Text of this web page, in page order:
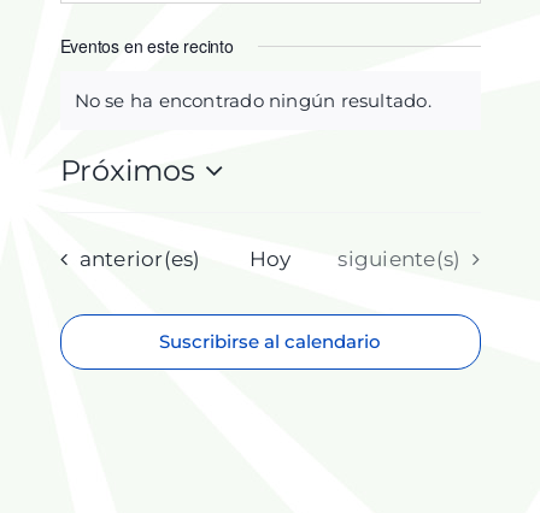
Eventos en este recinto
Aviso
No se ha encontrado ningún resultado.
Próximos
fecha.
Eventos
anterior(es) Hoy Eventos
siguiente(s)
Suscribirse al calendario